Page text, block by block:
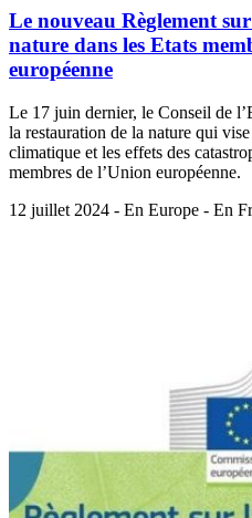
Le nouveau Règlement
nature dans les Etats
européenne
Le 17 juin dernier, le Conseil de
la restauration de la nature qui
climatique et les effets des
membres de l’Union européenne.
12 juillet 2024 - En Europe - En